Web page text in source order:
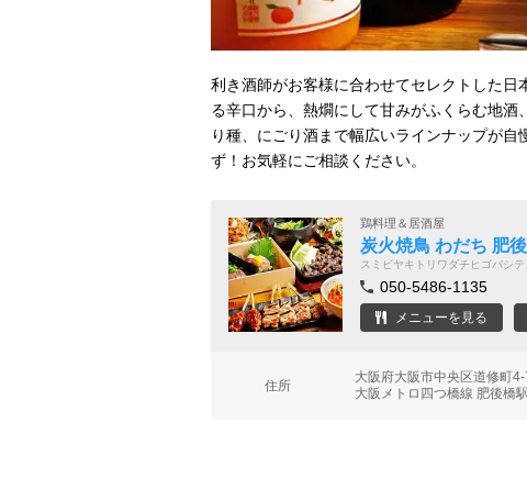
利き酒師がお客様に合わせてセレクトした
る辛口から、熱燗にして甘みがふくらむ地
り種、にごり酒まで幅広いラインナップが
ず！お気軽にご相談ください。
鶏料理＆居酒屋
炭火焼鳥 わだち 肥
スミビヤキトリワダチヒゴバシテ
050-5486-1135
メニューを見る
住所
大阪府大阪市中央区道修町
大阪メトロ四つ橋線 肥後橋